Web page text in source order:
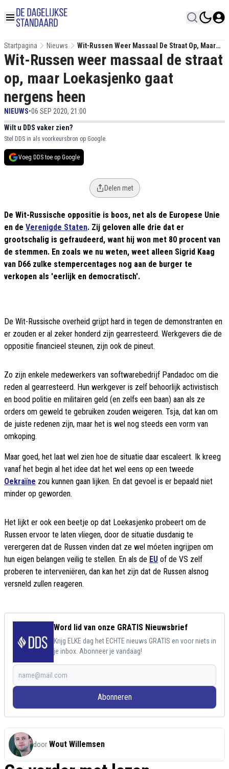
Startpagina Nieuws
Wit-Russen Weer Massaal De Straat Op, Maar
Loekasjenko Gaat Nergens Heen
Wit-Russen weer massaal de straat
op, maar Loekasjenko gaat
nergens heen
NIEUWS•06 SEP 2020, 21:00
Wilt u DDS vaker zien?
Stel DDS in als voorkeursbron op Google.
Voeg DDS toe op Google
Delen met
De Wit-Russische oppositie is boos, net als de Europese Unie
en de Verenigde Staten. Zij geloven alle drie dat er
grootschalig is gefraudeerd, want hij won met 80 procent van
de stemmen. En zoals we nu weten, weet alleen Sigrid Kaag
van D66 zulke stempercentages nog aan de burger te
verkopen als 'eerlijk en democratisch'.
De Wit-Russische overheid grijpt hard in tegen de demonstranten en
er zouden er al zeker honderd zijn gearresteerd. Werkgevers die de
oppositie financieel steunen, zijn ook de pineut.
Zo zijn enkele medewerkers van softwarebedrijf Pandadoc om die
reden al gearresteerd. Hun werkgever is zelf behoorlijk activistisch
en bood politie en militairen geld (en zelfs een baan) aan als ze
orders om geweld te gebruiken zouden weigeren. Tsja, dat kan om
de juiste redenen zijn, maar het is wel nog steeds een vorm van
omkoping.
Maar goed, het laat wel zien hoe de situatie daar escaleert. Ik kreeg
vanaf het begin al het idee dat het wel eens op een tweede
Oekraïne zou kunnen gaan lijken. En dat gevoel is er bepaald niet
minder op geworden.
Het lijkt er ook een beetje op dat Loekasjenko probeert om de
Russen ervoor te laten vliegen, door de situatie dusdanig te
verergeren dat de Russen vinden dat ze wel móeten ingrijpen om
hun eigen belangen veilig te stellen. En als de EU of de VS zelf
proberen te interveniëren, dan kan het zijn dat de Russen alsnog
versneld zullen reageren.
Word lid van onze GRATIS Nieuwsbrief
Krijg ELKE dag het ECHTE nieuws GRATIS en voor niets in
je inbox. Abonneer je vandaag!
Abonneren
door Wout Willemsen